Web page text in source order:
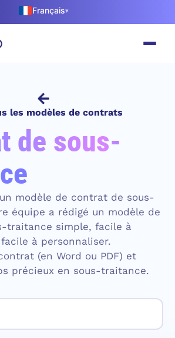
Français▾
les modèles de contrats
de sous-
modèle de contrat de sous-
équipe a rédigé un modèle de
traitance simple, facile à
à personnaliser.
(en Word ou PDF) et
précieux en sous-traitance.